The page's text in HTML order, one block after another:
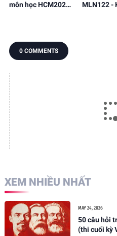
môn học HCM202
MLN122 -
0 COMMENTS
XEM NHIỀU NHẤT
MAY 24, 2026
50 câu hỏi
(thi cuối kỳ